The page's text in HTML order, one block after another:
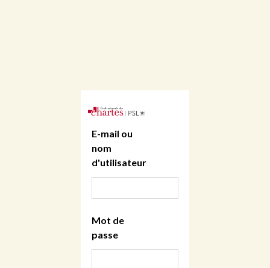
E-mail ou
nom
d'utilisateur
Mot de
passe